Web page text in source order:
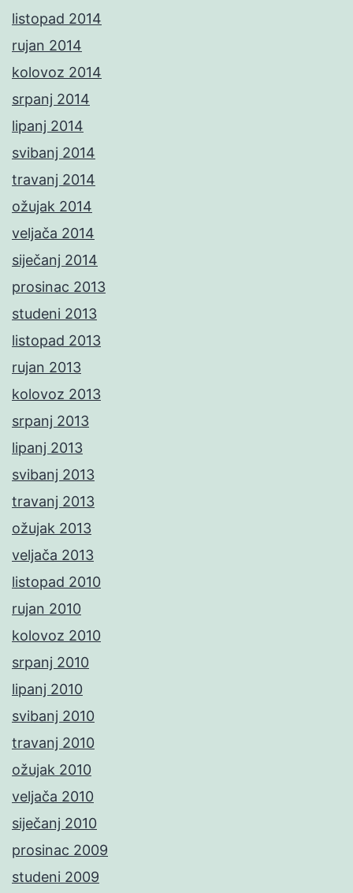
listopad 2014
rujan 2014
kolovoz 2014
srpanj 2014
lipanj 2014
svibanj 2014
travanj 2014
ožujak 2014
veljača 2014
siječanj 2014
prosinac 2013
studeni 2013
listopad 2013
rujan 2013
kolovoz 2013
srpanj 2013
lipanj 2013
svibanj 2013
travanj 2013
ožujak 2013
veljača 2013
listopad 2010
rujan 2010
kolovoz 2010
srpanj 2010
lipanj 2010
svibanj 2010
travanj 2010
ožujak 2010
veljača 2010
siječanj 2010
prosinac 2009
studeni 2009